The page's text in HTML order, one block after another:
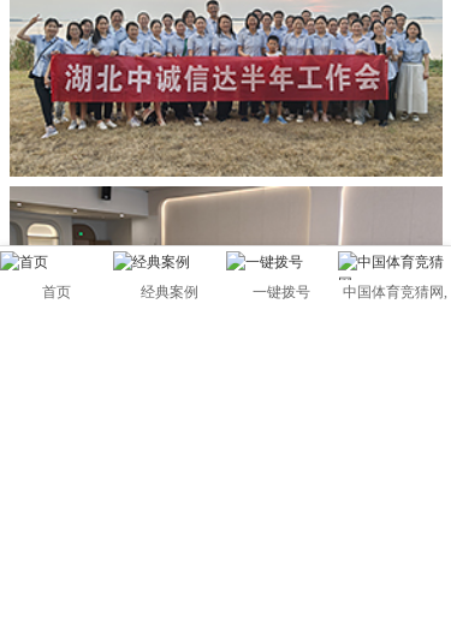
首页 经典案例 一键拨号 中国体育竞猜网,